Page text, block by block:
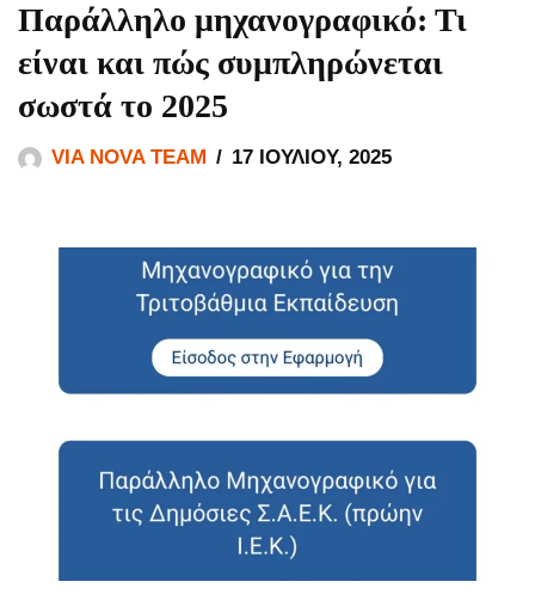
Παράλληλο μηχανογραφικό: Τι
είναι και πώς συμπληρώνεται
σωστά το 2025
VIA NOVA TEAM 17 ΙΟΥΛΊΟΥ, 2025